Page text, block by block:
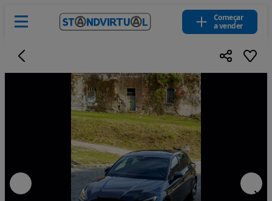
Começar
a vender